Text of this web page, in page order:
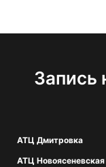
Запись
АТЦ Дмитровка
АТЦ Новоясеневская